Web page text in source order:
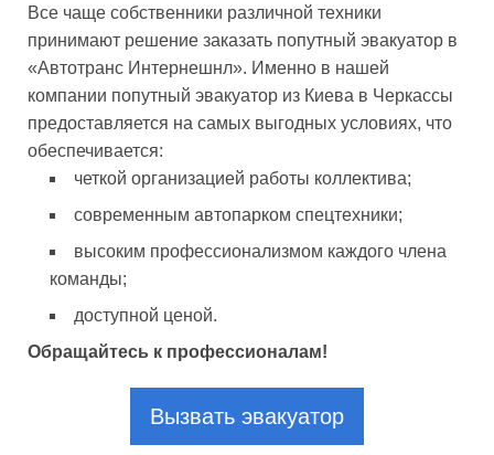
Все чаще собственники различной техники
принимают решение заказать попутный эвакуатор в
«Автотранс Интернешнл». Именно в нашей
компании попутный эвакуатор из Киева в Черкассы
предоставляется на самых выгодных условиях, что
обеспечивается:
четкой организацией работы коллектива;
современным автопарком спецтехники;
высоким профессионализмом каждого члена
команды;
доступной ценой.
Обращайтесь к профессионалам!
Вызвать эвакуатор